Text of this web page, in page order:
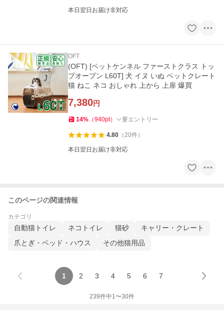
本日翌日お届け非対応
OFT
(OFT) [ペットケンネル ファーストクラス トッ
プオープン L60T] 犬 イヌ いぬ ペットクレート
猫 ねこ ネコ おしゃれ 上から 上扉 爆買
7,380円
14% （940pt） 要エントリー
4.80（20件）
本日翌日お届け非対応
このページの関連情報
カテゴリ
自動猫トイレ ネコトイレ 猫砂
キャリー・クレート
爪とぎ・ベッド・ハウス
その他猫用品
1 2 3 4 5 6 7
239件中1〜30件